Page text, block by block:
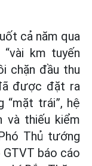
cả năm qua
km tuyến
chặn đầu thu
được đặt ra
trái”, hệ
và thiếu kiểm
Thủ tướng
GTVT báo cáo